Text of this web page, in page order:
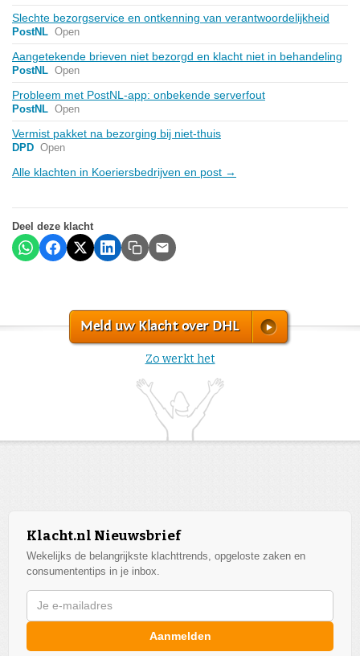
Slechte bezorgservice en ontkenning van verantwoordelijkheid
PostNL Open
Aangetekende brieven niet bezorgd en klacht niet in behandeling
PostNL Open
Probleem met PostNL-app: onbekende serverfout
PostNL Open
Vermist pakket na bezorging bij niet-thuis
DPD Open
Alle klachten in Koeriersbedrijven en post →
Deel deze klacht
Meld uw Klacht over DHL
Zo werkt het
Klacht.nl Nieuwsbrief
Wekelijks de belangrijkste klachttrends, opgeloste zaken en
consumententips in je inbox.
Aanmelden